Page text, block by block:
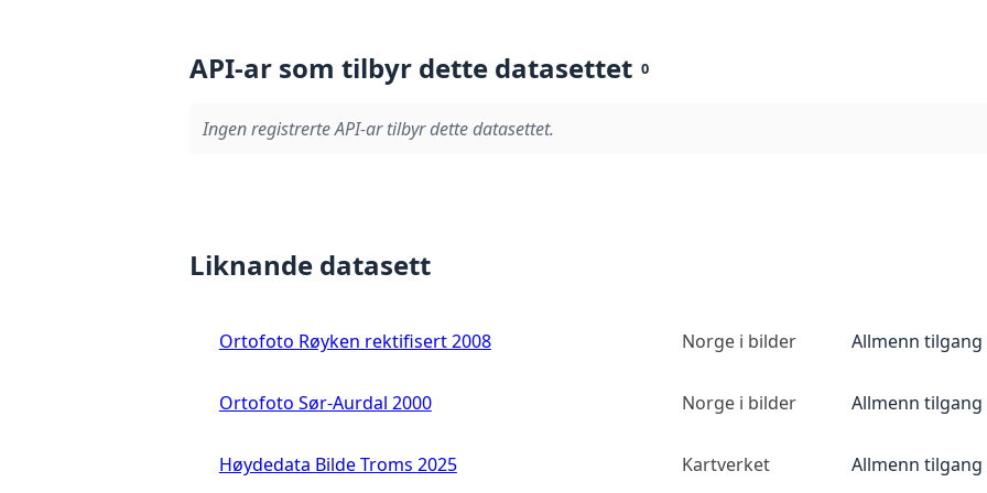
API-ar som tilbyr dette datasettet 0
Ingen registrerte API-ar tilbyr dette datasettet.
Liknande datasett
Ortofoto Røyken rektifisert 2008 Norge i bilder Allmenn tilgang
Ortofoto Sør-Aurdal 2000 Norge i bilder Allmenn tilgang
Høydedata Bilde Troms 2025 Kartverket Allmenn tilgang